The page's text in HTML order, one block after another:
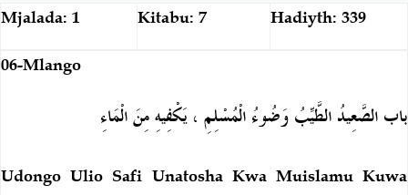
Mjalada: 1 Kitabu: 7 Hadiyth: 339
06-Mlango
باب الصَّعِيدُ الطَّيِّبُ وَضُوءُ الْمُسْلِمِ ، يَكْفِيهِ مِنَ الْمَاءِ
Udongo Ulio Safi Unatosha Kwa Muislamu Kuwa